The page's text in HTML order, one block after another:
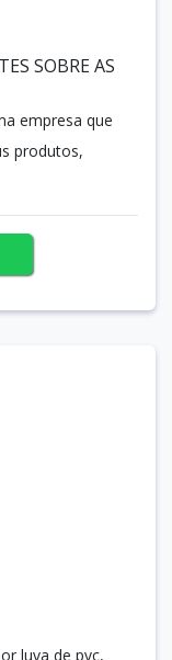
SOBRE AS
empresa que
produtos,
luva de pvc,